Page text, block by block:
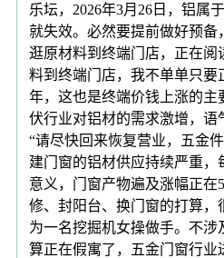
乐坛，2026年3月26日，铝属
就失效。必然要提前做好预备
逛原材料到终端门店，正在阅
料到终端门店，我不单单只要
年，这也是终端价钱上涨的主
伏行业对铝材的需求激增，语
“请尽快回来恢复营业，五金
建门窗的铝材供应持续严重
意义，门窗产物遍及涨幅正在
修、封阳台、换门窗的打算，
为一名挖掘机女操做手。不
算正在假寓了，五金门窗行业